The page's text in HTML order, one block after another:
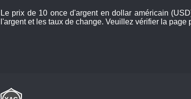
Le prix de 10 once d'argent en dollar américain
l'argent et les taux de change. Veuillez vérifier la